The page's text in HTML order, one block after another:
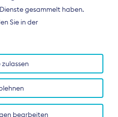
und
vertritt als
der
gesammelt haben.
Sie in der
bearbeiten
zulassen